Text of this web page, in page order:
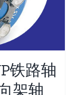
铁路轴
架轴